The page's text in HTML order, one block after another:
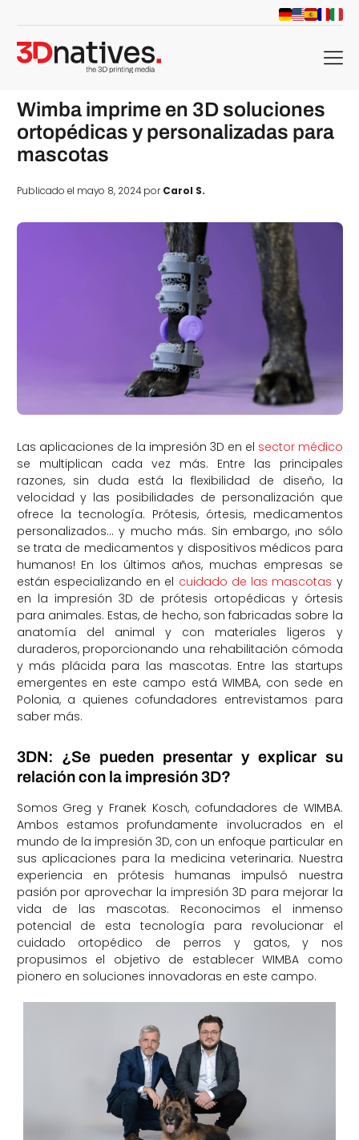
menu
Wimba imprime en 3D soluciones
ortopédicas y personalizadas para
mascotas
Publicado el mayo 8, 2024 porCarol S.
Las aplicaciones de la impresión 3D en el sector médico
se multiplican cada vez más. Entre las principales
razones, sin duda está la flexibilidad de diseño, la
velocidad y las posibilidades de personalización que
ofrece la tecnología. Prótesis, órtesis, medicamentos
personalizados… y mucho más. Sin embargo, ¡no sólo
se trata de medicamentos y dispositivos médicos para
humanos! En los últimos años, muchas empresas se
están especializando en el cuidado de las mascotas y
en la impresión 3D de prótesis ortopédicas y órtesis
para animales. Estas, de hecho, son fabricadas sobre la
anatomía del animal y con materiales ligeros y
duraderos, proporcionando una rehabilitación cómoda
y más plácida para las mascotas. Entre las startups
emergentes en este campo está WIMBA, con sede en
Polonia, a quienes cofundadores entrevistamos para
saber más.
3DN: ¿Se pueden presentar y explicar su
relación con la impresión 3D?
Somos Greg y Franek Kosch, cofundadores de WIMBA.
Ambos estamos profundamente involucrados en el
mundo de la impresión 3D, con un enfoque particular en
sus aplicaciones para la medicina veterinaria. Nuestra
experiencia en prótesis humanas impulsó nuestra
pasión por aprovechar la impresión 3D para mejorar la
vida de las mascotas. Reconocimos el inmenso
potencial de esta tecnología para revolucionar el
cuidado ortopédico de perros y gatos, y nos
propusimos el objetivo de establecer WIMBA como
pionero en soluciones innovadoras en este campo.